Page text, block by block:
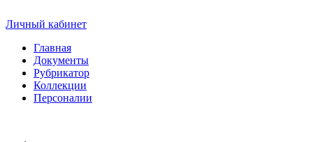
Личный кабинет
Главная
Документы
Рубрикатор
Коллекции
Персоналии